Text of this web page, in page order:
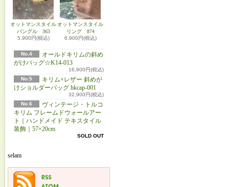
オットマンスタイル
バングル 363
5,900円(税込)
オットマンスタイル
リング 874
6,900円(税込)
No.4
オールドキリムの斜め
がけバッグ☆K14-013
16,900円(税込)
No.5
キリム×レザー 斜めが
けショルダーバッグ hkcap-001
32,900円(税込)
No.6
ヴィンテージ・トルコ
キリム フレームドウォールアー
ト｜ハンドメイド テキスタイル
装飾｜57×20cm
SOLD OUT
selam